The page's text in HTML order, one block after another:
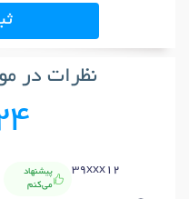
نظرات در
39xxx12
پیشنهاد
می‌کنم